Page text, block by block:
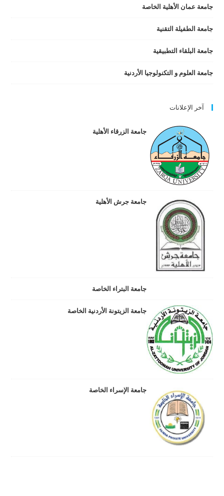
جامعة عمان الأهلية الخاصة
جامعة الطفيلة التقنية
جامعة البلقاء التطبيقية
جامعة العلوم و التكنولوجيا الأردنية
آخر الإعلانات
جامعة الزرقاء الأهلية
جامعة جرش الأهلية
جامعة البتراء الخاصة
جامعة الزيتونة الأردنية الخاصة
جامعة الإسراء الخاصة